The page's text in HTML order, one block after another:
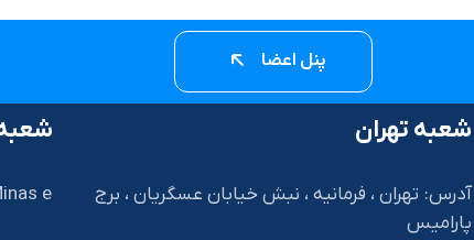
پنل اعضا
شعبه تهران
آدرس: تهران ، فرمانیه ، نبش خیابان عسگریان ، برج
پارامیس
e